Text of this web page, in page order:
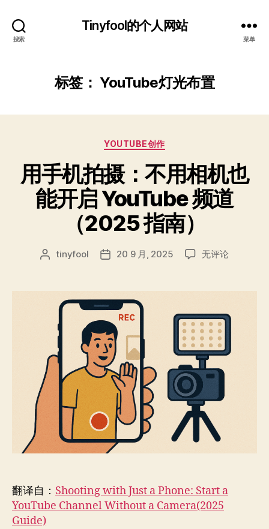
搜索
Tinyfool的个人网站
菜单
标签：YouTube灯光布置
分
YOUTUBE创作
用手机拍摄：不用相机也
能开启 YouTube 频道
（2025 指南）
文
者
tinyfool
发
期
20 9 月, 2025
用
拍
不
用
相
机
也
能
开
启
YouTube
道
南）
无评论
翻译自： Shooting with Just a Phone: Start a
YouTube Channel Without a Camera(2025
Guide)